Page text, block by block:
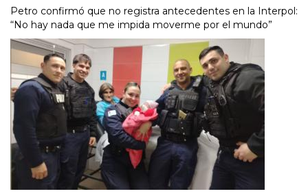
Petro confirmó que no registra antecedentes en la Interpol:
“No hay nada que me impida moverme por el mundo”